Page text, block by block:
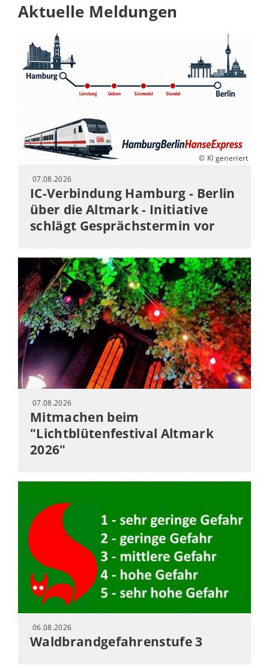
Aktuelle Meldungen
© KI generiert
07.08.2026
IC-Verbindung Hamburg - Berlin
über die Altmark - Initiative
schlägt Gesprächstermin vor
07.08.2026
Mitmachen beim
"Lichtblütenfestival Altmark
2026"
06.08.2026
Waldbrandgefahrenstufe 3